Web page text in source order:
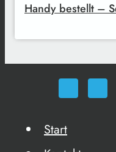
Handy bestellt –
Start